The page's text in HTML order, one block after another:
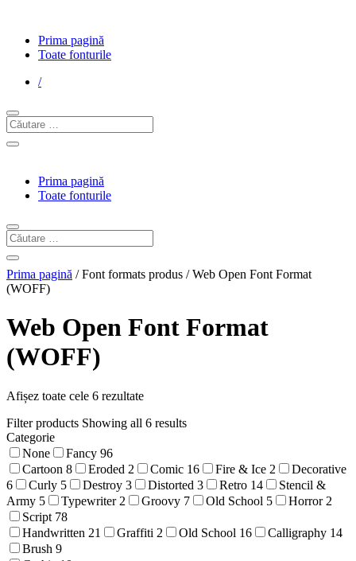
Prima pagină
Toate fonturile
/
Prima pagină
Toate fonturile
Prima pagină / Font formats produs / Web Open Font Format
(WOFF)
Web Open Font Format
(WOFF)
Afișez toate cele 6 rezultate
Filter products Showing all 6 results
Categorie
None
Fancy 96
Cartoon 8 Eroded 2 Comic 16 Fire & Ice 2
Decorative
6
Curly 5 Destroy 3 Distorted 3 Retro 14
Stencil &
Army 5 Typewriter 2 Groovy 7 Old School 5 Horror 2
Script 78
Handwritten 21 Graffiti 2 Old School 16 Calligraphy 14
Brush 9